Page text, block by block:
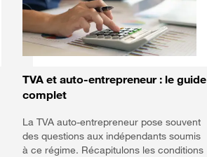
TVA et auto-entrepreneur : le guide
complet
La TVA auto-entrepreneur pose souvent
des questions aux indépendants soumis
à ce régime. Récapitulons les conditions